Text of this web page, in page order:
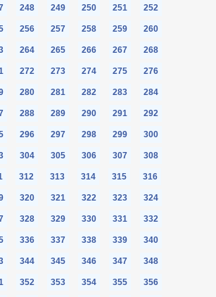
248 249 250 251 252
256 257 258 259 260
264 265 266 267 268
272 273 274 275 276
280 281 282 283 284
288 289 290 291 292
296 297 298 299 300
304 305 306 307 308
312 313 314 315 316
320 321 322 323 324
328 329 330 331 332
336 337 338 339 340
344 345 346 347 348
352 353 354 355 356